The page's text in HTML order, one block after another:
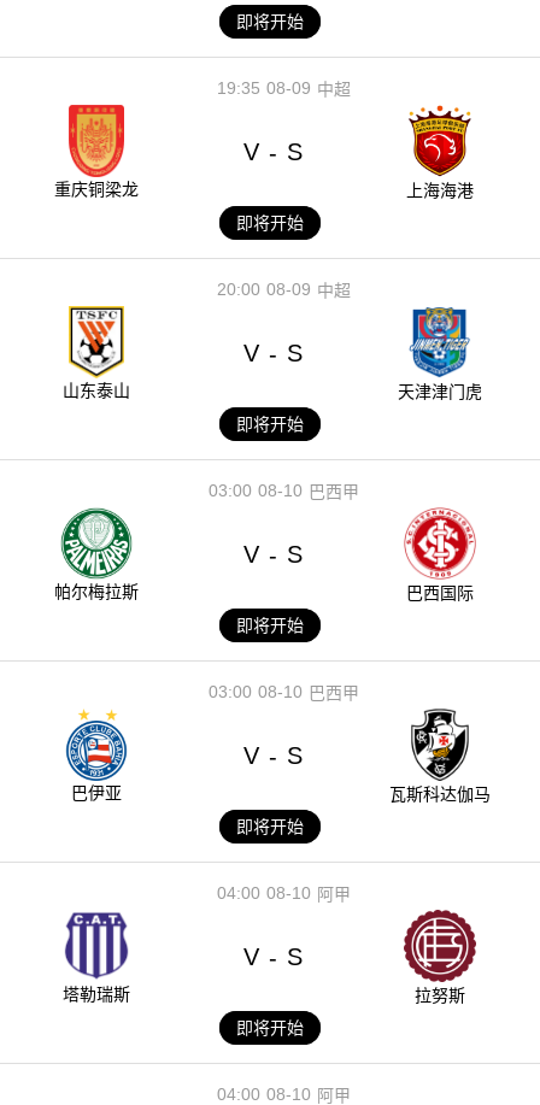
即将开始
08-09
19:35 中超
重庆铜梁龙
V - S
上海海港
即将开始
08-09
20:00 中超
山东泰山
V - S
天津津门虎
即将开始
08-10
03:00 巴西甲
帕尔梅拉斯
V - S
巴西国际
即将开始
08-10
03:00 巴西甲
巴伊亚
V - S
瓦斯科达伽马
即将开始
08-10
04:00 阿甲
塔勒瑞斯
V - S
拉努斯
即将开始
08-10
04:00 阿甲